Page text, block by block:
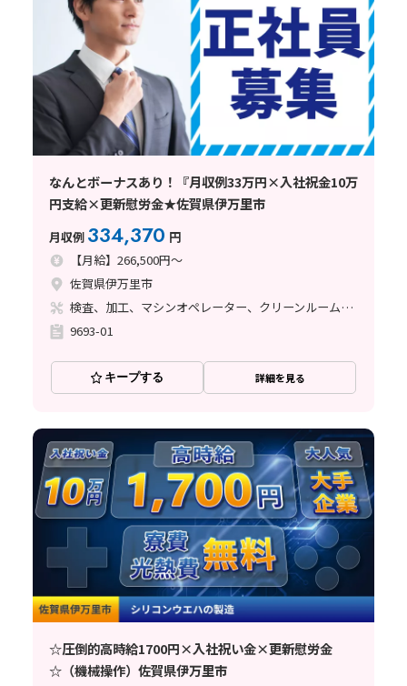
なんとボーナスあり！『月収例33万円×入社祝金10万
円支給×更新慰労金★佐賀県伊万里市
月収例 334,370 円
【月給】266,500円～
佐賀県伊万里市
検査、加工、マシンオペレーター、クリーンルーム、立ち作業
9693-01
キープする 詳細を見る
☆圧倒的高時給1700円×入社祝い金×更新慰労金
☆（機械操作）佐賀県伊万里市